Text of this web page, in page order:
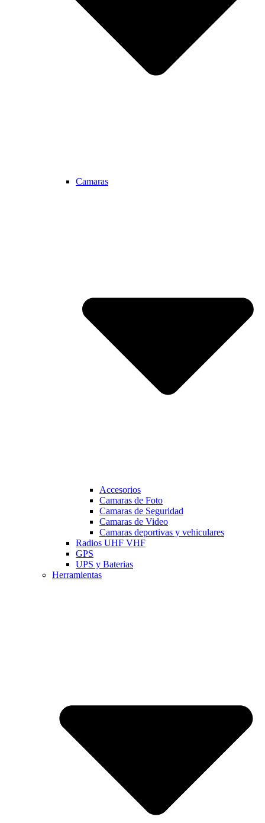
Camaras
Accesorios
Camaras de Foto
Camaras de Seguridad
Camaras de Video
Camaras deportivas y vehiculares
Radios UHF VHF
GPS
UPS y Baterias
Herramientas